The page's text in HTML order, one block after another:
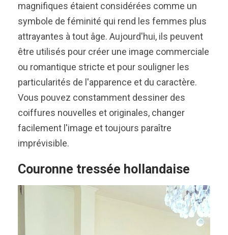
magnifiques étaient considérées comme un
symbole de féminité qui rend les femmes plus
attrayantes à tout âge. Aujourd'hui, ils peuvent
être utilisés pour créer une image commerciale
ou romantique stricte et pour souligner les
particularités de l'apparence et du caractère.
Vous pouvez constamment dessiner des
coiffures nouvelles et originales, changer
facilement l'image et toujours paraître
imprévisible.
Couronne tressée hollandaise